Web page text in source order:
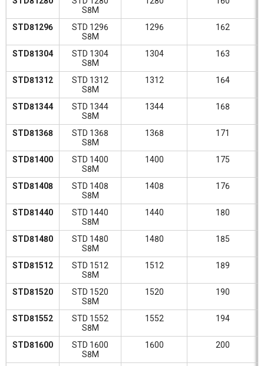
S8M
STD81296
STD 1296
S8M
1296 162
STD81304
STD 1304
S8M
1304 163
STD81312
STD 1312
S8M
1312 164
STD81344
STD 1344
S8M
1344 168
STD81368
STD 1368
S8M
1368 171
STD81400
STD 1400
S8M
1400 175
STD81408
STD 1408
S8M
1408 176
STD81440
STD 1440
S8M
1440 180
STD81480
STD 1480
S8M
1480 185
STD81512
STD 1512
S8M
1512 189
STD81520
STD 1520
S8M
1520 190
STD81552
STD 1552
S8M
1552 194
STD81600
STD 1600
S8M
1600 200